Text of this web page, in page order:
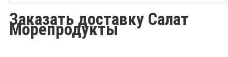
Заказать доставку Салат
Морепродукты